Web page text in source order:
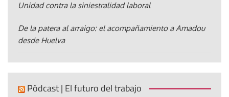
Unidad contra la siniestralidad laboral
De la patera al arraigo: el acompañamiento a Amadou
desde Huelva
Pódcast | El futuro del trabajo